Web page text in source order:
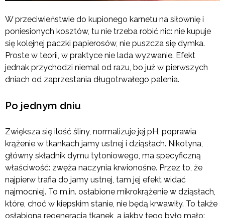
W przeciwieństwie do kupionego karnetu na siłownię i
poniesionych kosztów, tu nie trzeba robić nic: nie kupuje
się kolejnej paczki papierosów, nie puszcza się dymka.
Proste w teorii, w praktyce nie lada wyzwanie. Efekt
jednak przychodzi niemal od razu, bo już w pierwszych
dniach od zaprzestania długotrwałego palenia.
Po jednym dniu
Zwiększa się ilość śliny, normalizuje jej pH, poprawia
krążenie w tkankach jamy ustnej i dziąsłach. Nikotyna,
główny składnik dymu tytoniowego, ma specyficzną
właściwość: zwęża naczynia krwionośne. Przez to, że
najpierw trafia do jamy ustnej, tam jej efekt widać
najmocniej. To m.in. osłabione mikrokrążenie w dziąsłach,
które, choć w kiepskim stanie, nie będą krwawiły. To także
osłabiona regeneracja tkanek, a jakby tego było mało: